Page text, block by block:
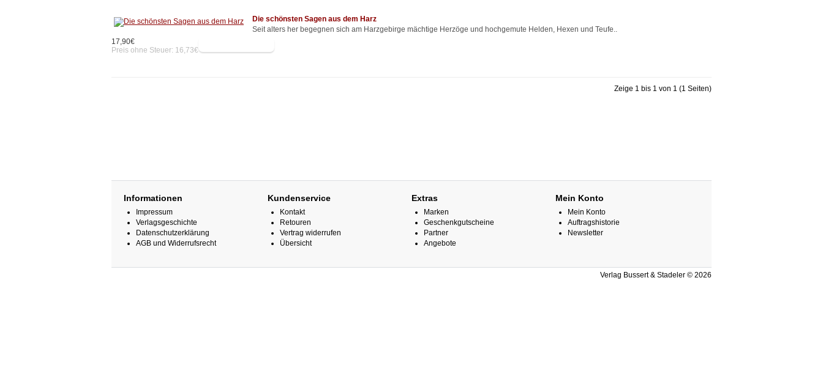
Die schönsten Sagen aus dem Harz
Seit alters her begegnen sich am Harzgebirge mächtige Herzöge und hochgemute Helden, Hexen und Teufe..
17,90€
Preis ohne Steuer: 16,73€
Zeige 1 bis 1 von 1 (1 Seiten)
Informationen
Impressum
Verlagsgeschichte
Datenschutzerklärung
AGB und Widerrufsrecht
Kundenservice
Kontakt
Retouren
Vertrag widerrufen
Übersicht
Extras
Marken
Geschenkgutscheine
Partner
Angebote
Mein Konto
Mein Konto
Auftragshistorie
Newsletter
Verlag Bussert & Stadeler © 2026